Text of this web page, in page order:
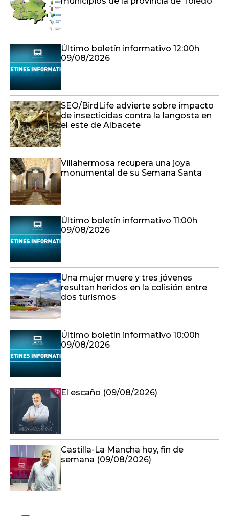
Último boletín informativo 12:00h
09/08/2026
SEO/BirdLife advierte sobre impacto
de insecticidas contra la langosta en
el este de Albacete
Villahermosa recupera una joya
monumental de su Semana Santa
Último boletín informativo 11:00h
09/08/2026
Una mujer muere y tres jóvenes
resultan heridos en la colisión entre
dos turismos
Último boletín informativo 10:00h
09/08/2026
El escaño (09/08/2026)
Castilla-La Mancha hoy, fin de
semana (09/08/2026)